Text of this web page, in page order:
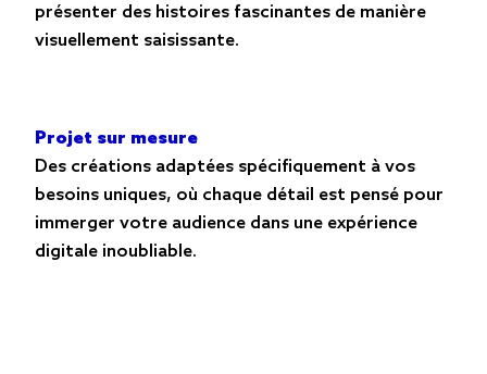
présenter des histoires fascinantes de manière
visuellement saisissante.
Projet sur mesure
Des créations adaptées spécifiquement à vos
besoins uniques, où chaque détail est pensé pour
immerger votre audience dans une expérience
digitale inoubliable.